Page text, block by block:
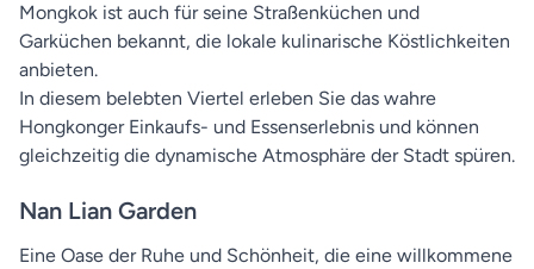
Mongkok ist auch für seine Straßenküchen und
Garküchen bekannt, die lokale kulinarische Köstlichkeiten
anbieten.
In diesem belebten Viertel erleben Sie das wahre
Hongkonger Einkaufs- und Essenserlebnis und können
gleichzeitig die dynamische Atmosphäre der Stadt spüren.
Nan Lian Garden
Eine Oase der Ruhe und Schönheit, die eine willkommene